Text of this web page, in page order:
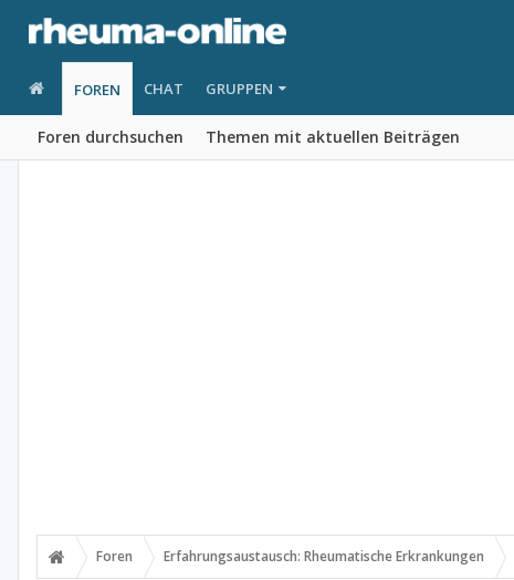
FOREN
Foren durchsuchen Themen mit aktuellen Beiträgen
CHAT GRUPPEN
Foren Erfahrungsaustausch: Rheumatische Erkrankungen